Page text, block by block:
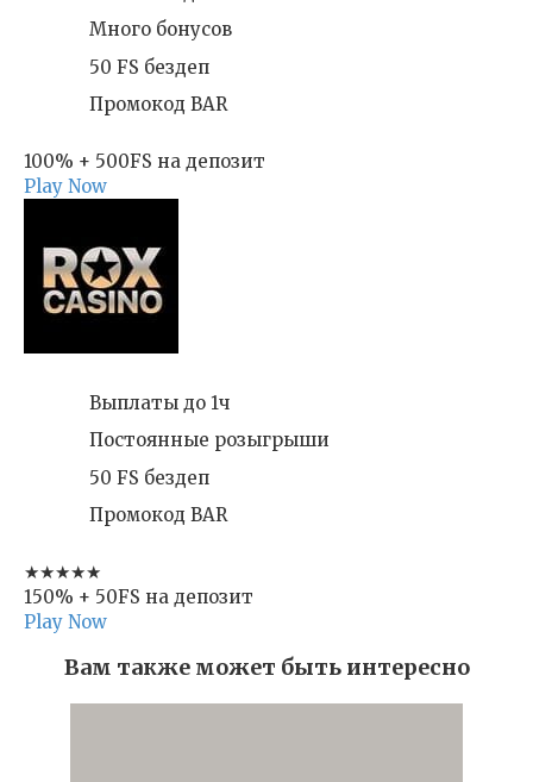
Много бонусов
50 FS бездеп
Промокод BAR
100% + 500FS на депозит
Play Now
Выплаты до 1ч
Постоянные розыгрыши
50 FS бездеп
Промокод BAR
★★★★★
150% + 50FS на депозит
Play Now
Вам также может быть интересно